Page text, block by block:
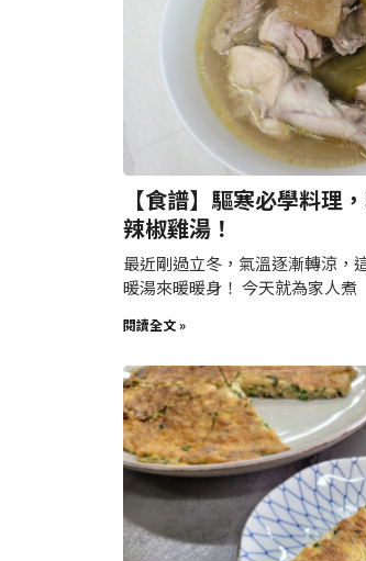
【食譜】驅寒必學料理
辣椒雞湯！
最近剛過立冬，氣溫逐漸轉涼，
暖湯來暖暖身！ 今天就為家人煮
閱讀全文 »